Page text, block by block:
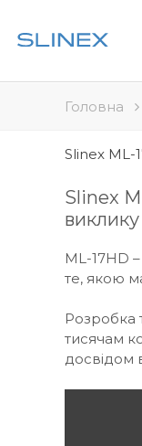
Головна
Slinex ML-
Slinex
виклику
ML-17HD
те, якою
Розробка
тисячам
досвідом